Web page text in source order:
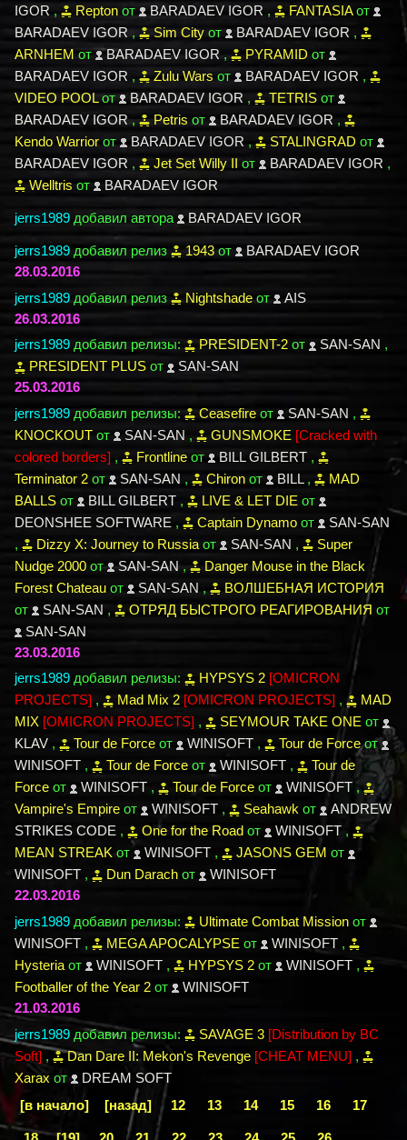
IGOR , Repton от BARADAEV IGOR , FANTASIAот
BARADAEV IGOR , Sim City от BARADAEV IGOR ,
ARNHEM от BARADAEV IGOR , PYRAMID от
BARADAEV IGOR , Zulu Wars от BARADAEV IGOR ,
VIDEO POOLот BARADAEV IGOR , TETRIS от
BARADAEV IGOR , Petris от BARADAEV IGOR ,
Kendo Warrior от BARADAEV IGOR , STALINGRAD от
BARADAEV IGOR , Jet Set Willy II от BARADAEV IGOR ,
Welltris от BARADAEV IGOR
jerrs1989 добавил автора BARADAEV IGOR
jerrs1989 добавил релиз 1943 от
BARADAEV IGOR
28.03.2016
jerrs1989 добавил релиз Nightshade от
AIS
26.03.2016
jerrs1989 добавил релизы: PRESIDENT-2 от SAN-SAN ,
PRESIDENT PLUS от
SAN-SAN
25.03.2016
jerrs1989 добавил релизы: Ceasefire от SAN-SAN ,
KNOCKOUT от SAN-SAN , GUNSMOKE [Cracked with
colored borders] , Frontline от BILL GILBERT ,
Terminator 2 от SAN-SAN , Chiron от BILL ,
MAD
BALLS от BILL GILBERT , LIVE & LET DIE от
DEONSHEE SOFTWARE , Captain Dynamo от
SAN-SAN
,
Dizzy X: Journey to Russia от SAN-SAN ,
Super
Nudge 2000 от SAN-SAN ,
Danger Mouse in the Black
Forest Chateau от SAN-SAN ,
ВОЛШЕБНАЯ ИСТОРИЯ
от
SAN-SAN , ОТРЯД БЫСТРОГО РЕАГИРОВАНИЯ от
SAN-SAN
23.03.2016
jerrs1989 добавил релизы: HYPSYS 2 [OMICRON
PROJECTS] , Mad Mix 2 [OMICRON PROJECTS] ,
MAD
MIX [OMICRON PROJECTS] , SEYMOUR TAKE ONE от
KLAV , Tour de Force от WINISOFT , Tour de Forceот
WINISOFT , Tour de Force от WINISOFT ,
Tour de
Force от WINISOFT , Tour de Force от WINISOFT ,
Vampire's Empire от WINISOFT , Seahawk от
ANDREW
STRIKES CODE , One for the Road от WINISOFT ,
MEAN STREAK от WINISOFT , JASONS GEM от
WINISOFT , Dun Darach от
WINISOFT
22.03.2016
jerrs1989 добавил релизы: Ultimate Combat Mission от
WINISOFT , MEGA APOCALYPSE от WINISOFT ,
Hysteria от WINISOFT , HYPSYS 2 от WINISOFT ,
Footballer of the Year 2 от
WINISOFT
21.03.2016
jerrs1989 добавил релизы: SAVAGE 3 [Distribution by BC
Soft] , Dan Dare II: Mekon's Revenge [CHEAT MENU] ,
Xarax от
DREAM SOFT
[в начало]
[назад] 12 13 14 15 16 17